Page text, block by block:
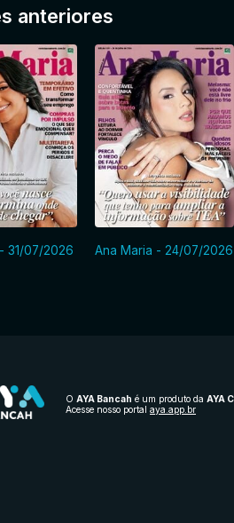
anteriores
31/07/2026 Ana Maria - 24/07/2026
O AYA Bancah é um produto da AYA
Acesse nosso portal aya.app.br